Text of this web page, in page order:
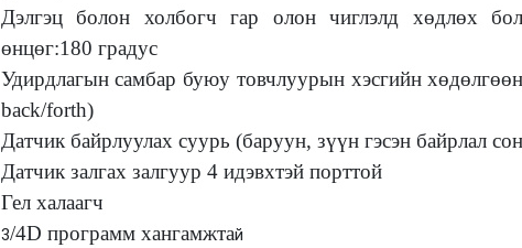
Дэлгэц болон холбогч гар олон чиглэлд хөдлөх
өнцөг:180 градус
Удирдлагын самбар буюу товчлуурын хэсгийн
back/forth)
Датчик байрлуулах суурь (баруун, зүүн гэсэн байрлал
Датчик залгах залгуур 4 идэвхтэй порттой
Гел халаагч
3/4D программ хангамжтай